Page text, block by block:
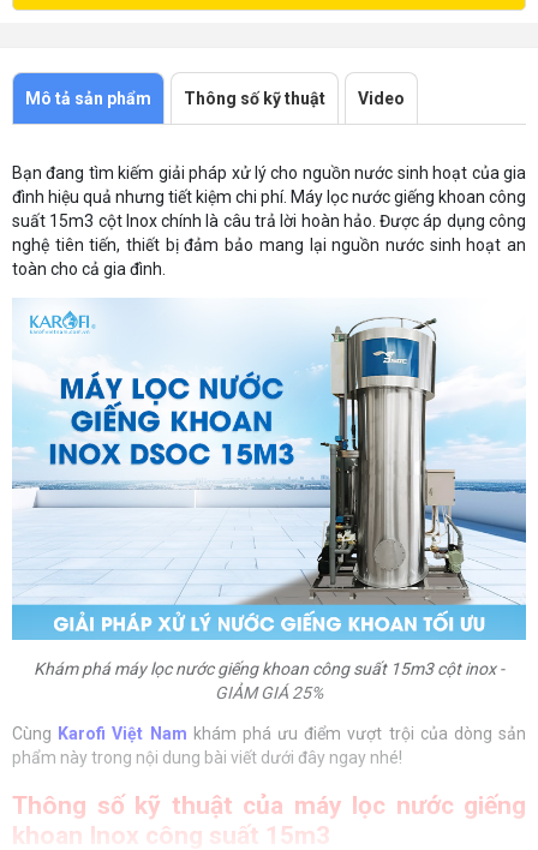
Mô tả sản phẩm Thông số kỹ thuật Video
Bạn đang tìm kiếm giải pháp xử lý cho nguồn nước sinh hoạt của gia
đình hiệu quả nhưng tiết kiệm chi phí. Máy lọc nước giếng khoan công
suất 15m3 cột Inox chính là câu trả lời hoàn hảo. Được áp dụng công
nghệ tiên tiến, thiết bị đảm bảo mang lại nguồn nước sinh hoạt an
toàn cho cả gia đình.
Khám phá máy lọc nước giếng khoan công suất 15m3 cột inox -
GIẢM GIÁ 25%
Cùng Karofi Việt Nam khám phá ưu điểm vượt trội của dòng sản
phẩm này trong nội dung bài viết dưới đây ngay nhé!
Thông số kỹ thuật của máy lọc nước giếng
khoan Inox công suất 15m3